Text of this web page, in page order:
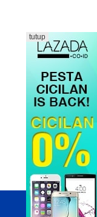
tutup